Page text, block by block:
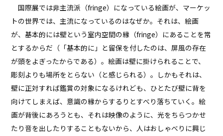
国際展では非主流派（fringe）になっている絵画が、マーケッ
トの世界では、主流になっているのはなぜか。それは、絵画
が、基本的には壁という室内空間の縁（fringe）にあることを常
とするからだ（「基本的に」と留保を付したのは、屏風の存在
が頭をよぎったからである）。絵画は壁に掛けられることで、
彫刻よりも場所をとらない（と感じられる）。しかもそれは、
壁に正対すれば鑑賞の対象になるけれども、ひとたび壁に背を
向けてしまえば、意識の縁からするりとすべり落ちていく。絵
画が背後にあろうとも、それは映像のように、光をちらつかせ
たり音を出したりすることもないから、人はおしゃべりに興じ